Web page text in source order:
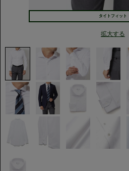
タイトフィット
拡大する